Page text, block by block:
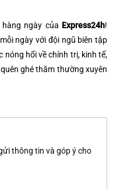
ngày của Express24h!
ngày với đội ngũ biên tập
hổi về chính trị, kinh tế,
ghé thăm thường xuyên
thông tin và góp ý cho